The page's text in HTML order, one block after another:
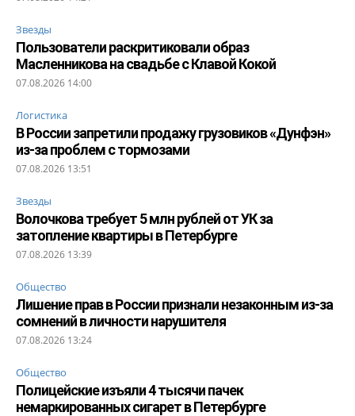
Звезды
Пользователи раскритиковали образ
Масленникова на свадьбе с Клавой Кокой
07.08.2026 14:00
Логистика
В России запретили продажу грузовиков «Дунфэн»
из-за проблем с тормозами
07.08.2026 13:51
Звезды
Волочкова требует 5 млн рублей от УК за
затопление квартиры в Петербурге
07.08.2026 13:39
Общество
Лишение прав в России признали незаконным из-за
сомнений в личности нарушителя
07.08.2026 13:24
Общество
Полицейские изъяли 4 тысячи пачек
немаркированных сигарет в Петербурге